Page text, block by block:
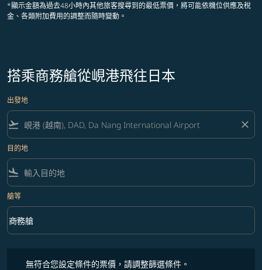
*顯示金額為過去48小時內其他旅客搜尋到的最低票價，將可能依機位供應及稅
金、各類附加費用的調整而隨時變動。
搭乘商務艙從峴港飛往日本
出發地
flight_takeoff close
目的地
flight_land
艙等
艙等 option 商務艙 Selected
商務艙
keyboard_arrow_down
無符合您設定條件的票價，請調整篩選條件。